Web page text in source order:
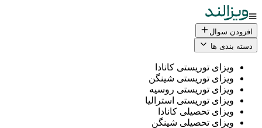
افزودن سوال
دسته بندی ها
ویزای توریستی کانادا
ویزای توریستی شینگن
ویزای توریستی روسیه
ویزای توریستی استرالیا
ویزای تحصیلی کانادا
ویزای تحصیلی شینگن